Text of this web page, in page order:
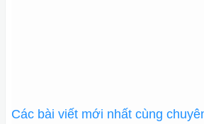
Các bài viết mới nhất cùng